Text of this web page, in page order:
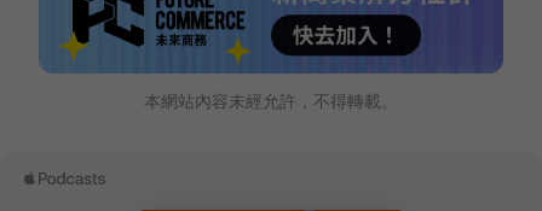
本網站內容未經允許，不得轉載。